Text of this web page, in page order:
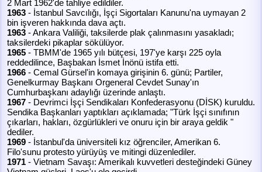
2 Mart 1962'de tahliye edildiler.
1963 - İstanbul Savcılığı, İşçi Sigortaları Kanunu'na uymayan 2
bin işveren hakkında dava açtı.
1963 - Ankara Valiliği, taksilerde plak çalınmasını yasakladı;
taksilerdeki pikaplar sökülüyor.
1965 - TBMM'de 1965 yılı bütçesi, 197'ye karşı 225 oyla
reddedilince, Başbakan İsmet İnönü istifa etti.
1966 - Cemal Gürsel'in komaya girişinin 6. günü; Partiler,
Genelkurmay Başkanı Orgeneral Cevdet Sunay'ın
Cumhurbaşkanı adaylığı üzerinde anlaştı.
1967 - Devrimci İşçi Sendikaları Konfederasyonu (DİSK) kuruldu.
Sendika Başkanları yaptıkları açıklamada; "Türk İşçi sınıfının
çıkarları, hakları, özgürlükleri ve onuru için bir araya geldik "
dediler.
1969 - İstanbul'da üniversiteli kız öğrenciler, Amerikan 6.
Filo'sunu protesto yürüyüş ve mitingi düzenlediler.
1971 - Vietnam Savaşı: Amerikalı kuvvetleri desteğindeki Güney